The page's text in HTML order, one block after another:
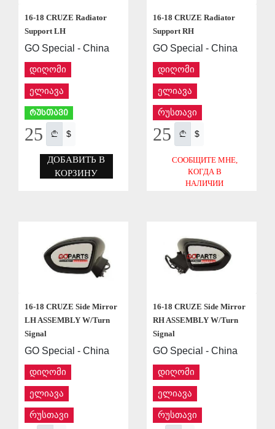
16-18 CRUZE Radiator
Support LH
GO Special - China
დიღომი
ელიავა
რუსთავი
25 $
ДОБАВИТЬ В
КОРЗИНУ
16-18 CRUZE Radiator
Support RH
GO Special - China
დიღომი
ელიავა
რუსთავი
25 $
СООБЩИТЕ МНЕ,
КОГДА В
НАЛИЧИИ
16-18 CRUZE Side Mirror
LH ASSEMBLY W/Turn
Signal
GO Special - China
დიღომი
ელიავა
რუსთავი
16-18 CRUZE Side Mirror
RH ASSEMBLY W/Turn
Signal
GO Special - China
დიღომი
ელიავა
რუსთავი